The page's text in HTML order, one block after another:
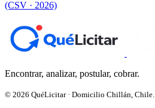
(CSV · 2026)
Encontrar, analizar, postular, cobrar.
© 2026 QuéLicitar · Domicilio Chillán, Chile.